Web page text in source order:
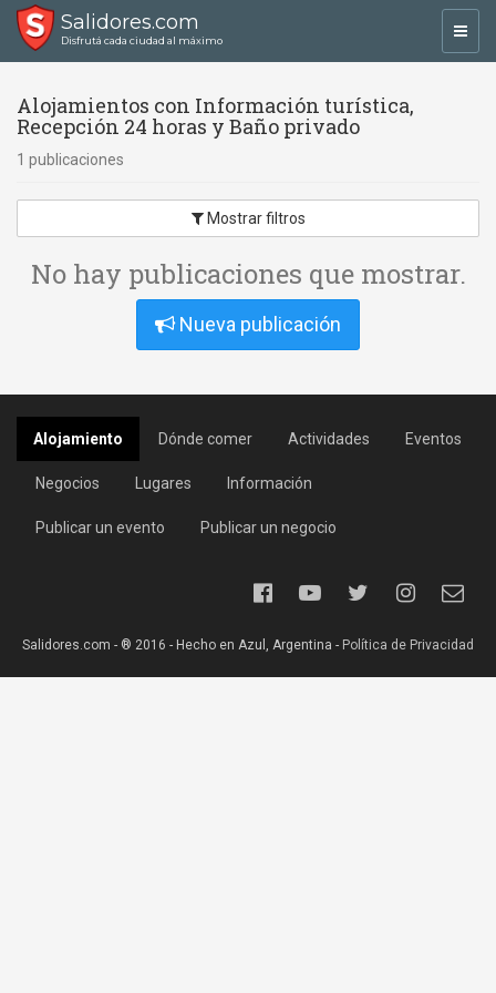
Salidores.com
Disfrutá cada ciudad al máximo
Alojamientos con Información turística,
Recepción 24 horas y Baño privado
1 publicaciones
Mostrar filtros
No hay publicaciones que mostrar.
Nueva publicación
Alojamiento Dónde comer Actividades Eventos
Negocios Lugares Información
Publicar un evento Publicar un negocio
Salidores.com - ® 2016 - Hecho en Azul, Argentina - Política de Privacidad